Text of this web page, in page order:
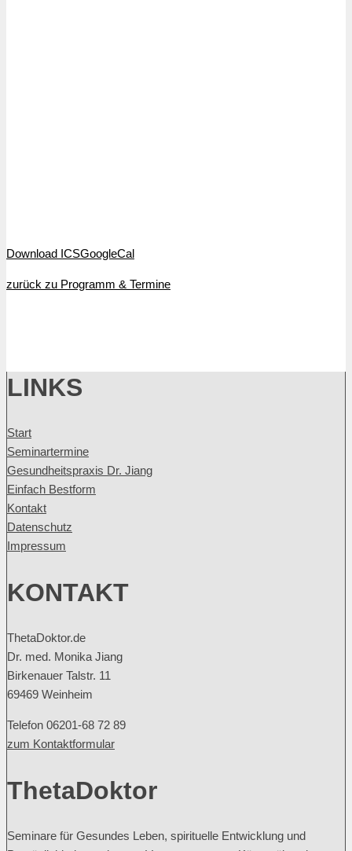
Download ICSGoogleCal
zurück zu Programm & Termine
LINKS
Start
Seminartermine
Gesundheitspraxis Dr. Jiang
Einfach Bestform
Kontakt
Datenschutz
Impressum
KONTAKT
ThetaDoktor.de
Dr. med. Monika Jiang
Birkenauer Talstr. 11
69469 Weinheim
Telefon 06201-68 72 89
zum Kontaktformular
ThetaDoktor
Seminare für Gesundes Leben, spirituelle Entwicklung und